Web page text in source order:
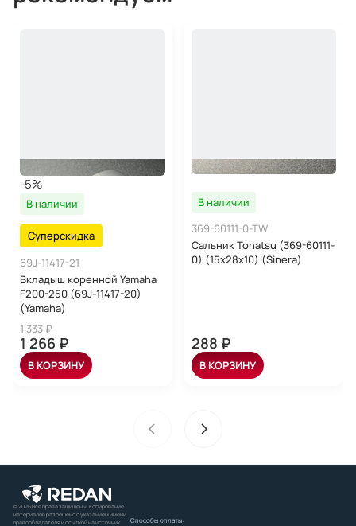
-5%
В наличии
Суперскидка
69J-11417-21
Вкладыш коренной Yamaha
F200-250 (69J-11417-20)
(Yamaha)
1 333 ₽
1 266 ₽
В КОРЗИНУ
В наличии
369-60111-0-TW
Сальник Tohatsu (369-60111-
0) (15x28x10) (Sinera)
288 ₽
В КОРЗИНУ
© 2026 Все права защищены. Копирование
материалов разрешено с указанием имени
правообладателя и ссылкой на источник
Способы оплаты: